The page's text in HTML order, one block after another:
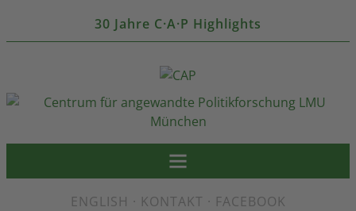
30 Jahre C·A·P Highlights
ENGLISH · KONTAKT · FACEBOOK